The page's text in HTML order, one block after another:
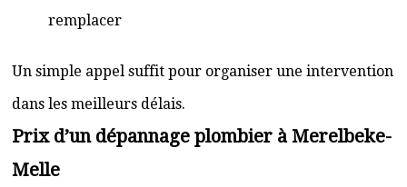
remplacer
Un simple appel suffit pour organiser une intervention
dans les meilleurs délais.
Prix d’un dépannage plombier à Merelbeke-
Melle